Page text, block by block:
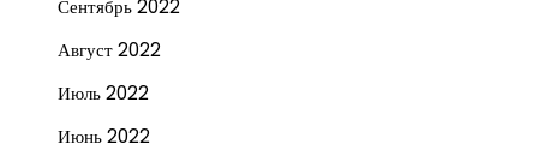
Сентябрь 2022
Август 2022
Июль 2022
Июнь 2022